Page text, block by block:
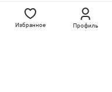
Избранное Профиль